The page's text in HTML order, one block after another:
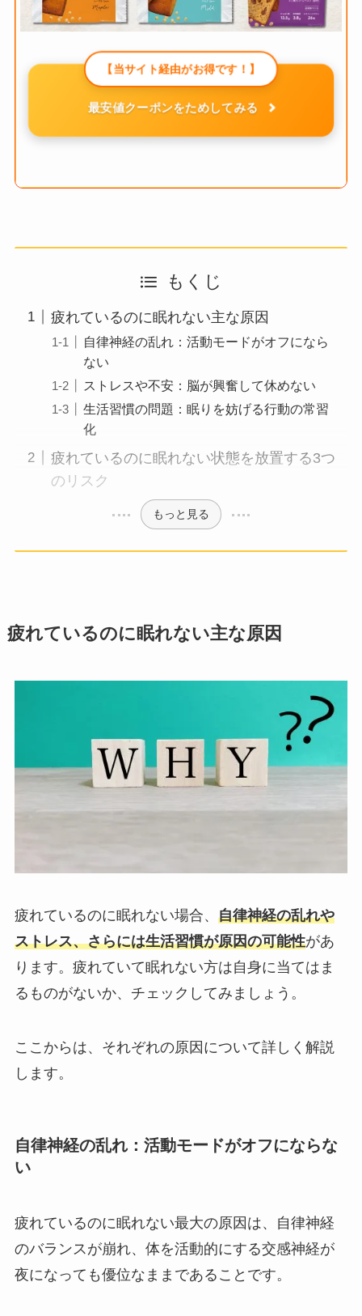
【当サイト経由がお得です！】
最安値クーポンをためしてみる
もくじ
疲れているのに眠れない主な原因
自律神経の乱れ：活動モードがオフになら
ない
ストレスや不安：脳が興奮して休めない
生活習慣の問題：眠りを妨げる行動の常習
化
疲れているのに眠れない状態を放置する3つ
のリスク
もっと見る
疲れているのに眠れない主な原因
疲れているのに眠れない場合、 自律神経の乱れや
ストレス、さらには生活習慣が原因の可能性があ
ります。疲れていて眠れない方は自身に当てはま
るものがないか、チェックしてみましょう。
ここからは、それぞれの原因について詳しく解説
します。
自律神経の乱れ：活動モードがオフにならな
い
疲れているのに眠れない最大の原因は、自律神経
のバランスが崩れ、体を活動的にする交感神経が
夜になっても優位なままであることです。